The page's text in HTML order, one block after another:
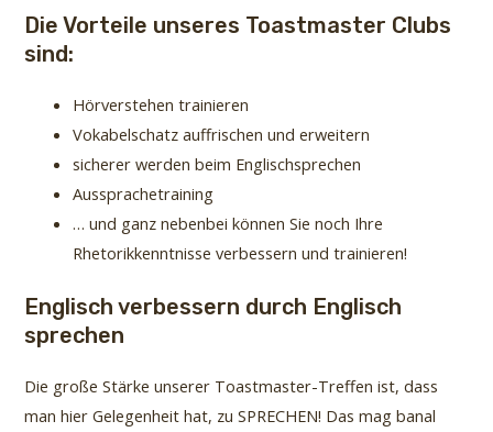
Die Vorteile unseres Toastmaster Clubs
sind:
Hörverstehen trainieren
Vokabelschatz auffrischen und erweitern
sicherer werden beim Englischsprechen
Aussprachetraining
… und ganz nebenbei können Sie noch Ihre
Rhetorikkenntnisse verbessern und trainieren!
Englisch verbessern durch Englisch
sprechen
Die große Stärke unserer Toastmaster-Treffen ist, dass
man hier Gelegenheit hat, zu SPRECHEN! Das mag banal